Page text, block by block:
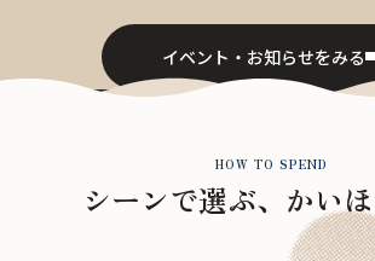
イベント・お知らせをみる
HOW TO SPEND
シーンで選ぶ、かい